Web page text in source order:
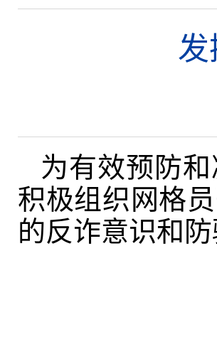
发
为有效预防
积极组织网格
的反诈意识和